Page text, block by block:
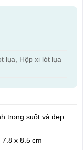
lụa, Hộp xi lót lụa
trong suốt và đẹp
x 8.5 cm